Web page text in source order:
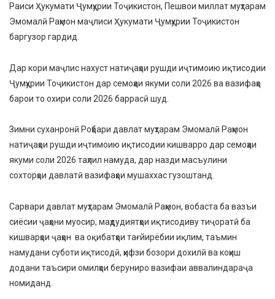
Раиси Ҳукумати Ҷумҳурии Тоҷикистон, Пешвои миллат муҳтарам
Эмомалӣ Раҳмон маҷлиси Ҳукумати Ҷумҳурии Тоҷикистон
баргузор гардид.
Дар кори маҷлис нахуст натиҷаҳои рушди иҷтимоию иқтисодии
Ҷумҳурии Тоҷикистон дар семоҳаи якуми соли 2026 ва вазифаҳо
барои то охири соли 2026 баррасӣ шуд.
Зимни суханронӣ Роҳбари давлат муҳтарам Эмомалӣ Раҳмон
натиҷаҳои рушди иҷтимоию иқтисодии кишварро дар семоҳаи
якуми соли 2026 таҳлил намуда, дар назди масъулини
сохторҳои давлатӣ вазифаҳои мушаххас гузоштанд.
Сарвари давлат муҳтарам Эмомалӣ Раҳмон, вобаста ба вазъи
сиёсии ҷаҳони муосир, маҳдудиятҳои иқтисодиву тиҷоратӣ ба
кишварҳои ҷаҳон ва оқибатҳои тағйирёбии иқлим, таъмин
намудани суботи иқтисодӣ, ҳифзи бозори дохилӣ ва коҳиш
додани таъсири омилҳои беруниро вазифаи аввалиндараҷа
номиданд.